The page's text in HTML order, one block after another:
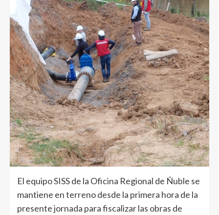
El equipo SISS de la Oficina Regional de Ñuble se
mantiene en terreno desde la primera hora de la
presente jornada para fiscalizar las obras de